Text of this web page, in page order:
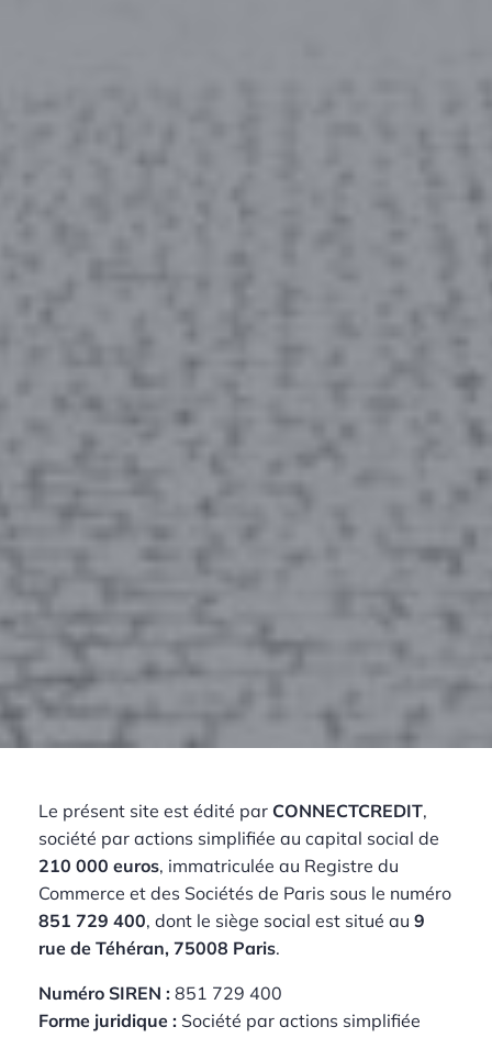
Le présent site est édité par CONNECTCREDIT,
société par actions simplifiée au capital social de
210 000 euros, immatriculée au Registre du
Commerce et des Sociétés de Paris sous le numéro
851 729 400, dont le siège social est situé au 9
rue de Téhéran, 75008 Paris.
Numéro SIREN : 851 729 400
Forme juridique : Société par actions simplifiée